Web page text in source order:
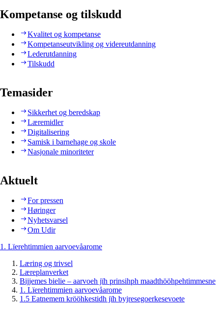
Kompetanse og tilskudd
Kvalitet og kompetanse
Kompetanseutvikling og videreutdanning
Lederutdanning
Tilskudd
Temasider
Sikkerhet og beredskap
Læremidler
Digitalisering
Samisk i barnehage og skole
Nasjonale minoriteter
Aktuelt
For pressen
Høringer
Nyhetsvarsel
Om Udir
1. Lïerehtimmien aarvoevåarome
Læring og trivsel
Læreplanverket
Bijjemes bielie – aarvoeh jïh prinsihph maadthööhpehtimmesne
1. Lïerehtimmien aarvoevåarome
1.5 Eatnemem krööhkestidh jïh byjresegoerkesevoete